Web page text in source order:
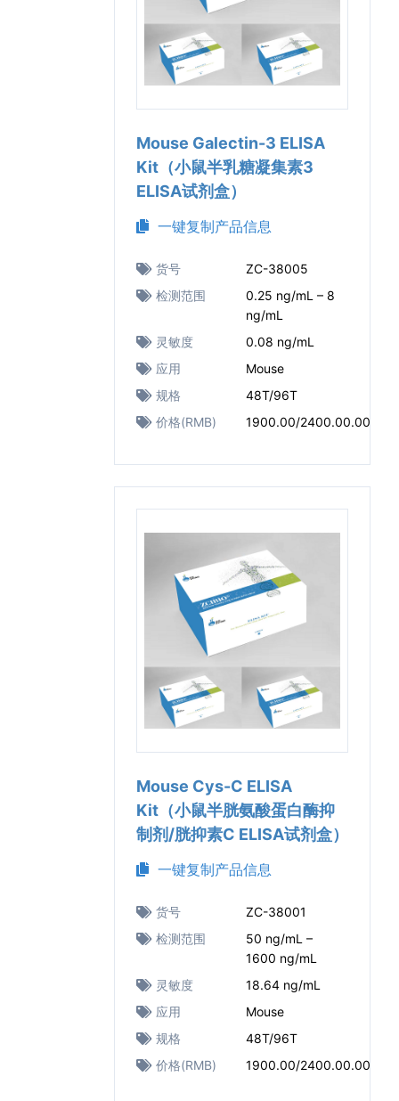
Mouse Galectin-3 ELISA
Kit（小鼠半乳糖凝集素3
ELISA试剂盒）
一键复制产品信息
货号
ZC-38005
检测范围
0.25 ng/mL – 8
ng/mL
灵敏度
0.08 ng/mL
应用
Mouse
规格
48T/96T
价格(RMB)
1900.00/2400.00.00
Mouse Cys-C ELISA
Kit（小鼠半胱氨酸蛋白酶抑
制剂/胱抑素C ELISA试剂盒）
一键复制产品信息
货号
ZC-38001
检测范围
50 ng/mL –
1600 ng/mL
灵敏度
18.64 ng/mL
应用
Mouse
规格
48T/96T
价格(RMB)
1900.00/2400.00.00